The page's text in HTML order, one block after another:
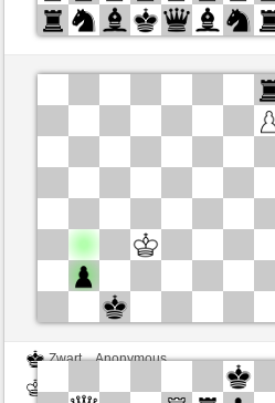
Wit
Anonymous
Zwart
Anonymous